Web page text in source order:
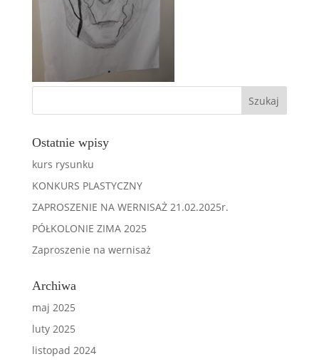
Ostatnie wpisy
kurs rysunku
KONKURS PLASTYCZNY
ZAPROSZENIE NA WERNISAŻ 21.02.2025r.
PÓŁKOLONIE ZIMA 2025
Zaproszenie na wernisaż
Archiwa
maj 2025
luty 2025
listopad 2024